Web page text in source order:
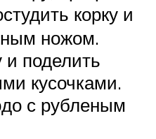
корку и
ножом.
и поделить
кусочками.
с рубленым